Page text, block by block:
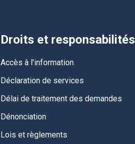
Droits et responsabilités
Accès à l’information
Déclaration de services
Délai de traitement des demandes
Dénonciation
Lois et règlements